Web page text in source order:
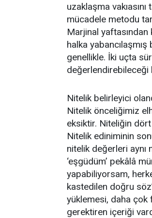
uzaklaşma
mücadele metodu
Marjinal
halka
genellikle. İki uçta
değerlendirebileceği
Nitelik belirleyici
Nitelik önceliğimiz
eksiktir. Niteliğin
Nitelik ediniminin
nitelik değerleri aynı
‘eşgüdüm’ pekâlâ
yapabiliyorsam,
kastedilen doğru
yüklemesi, daha çok
gerektiren içeriği